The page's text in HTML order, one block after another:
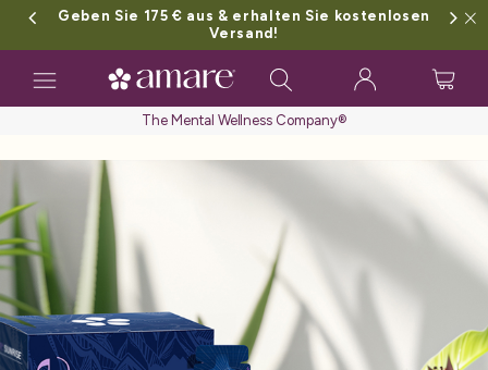
Geben Sie 175 € aus & erhalten Sie kostenlosen
Versand!
Toggle navigation
The Mental Wellness Company®